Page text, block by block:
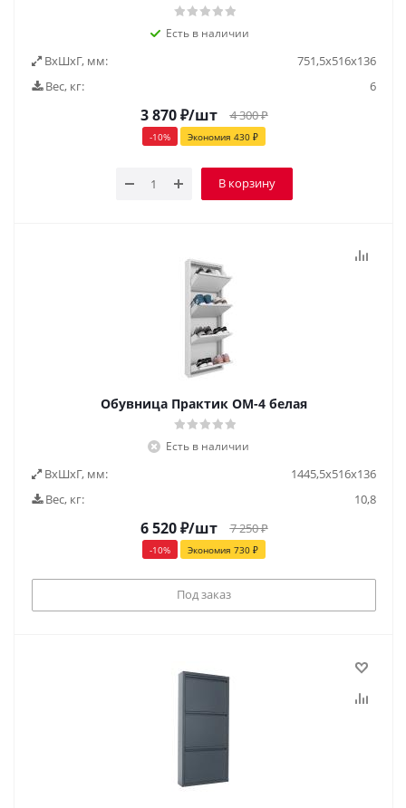
Есть в наличии
ВxШxГ, мм:
751,5x516x136
Вес, кг:
6
3 870₽/шт 4 300₽
-10% Экономия 430 ₽
В корзину
Обувница Практик ОМ-4 белая
Есть в наличии
ВxШxГ, мм:
1445,5x516x136
Вес, кг:
10,8
6 520₽/шт 7 250₽
-10% Экономия 730 ₽
Под заказ